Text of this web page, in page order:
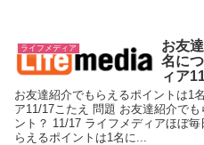
ライフメディア
お友
名に
ィア
お友達紹介でもらえるポイントは1
ア11/17こたえ 問題 お友達紹介で
ント？ 11/17 ライフメディアほぼ
らえるポイントは1名に...